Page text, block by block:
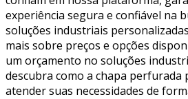
experiência segura e confiável na
soluções industriais
mais sobre preços e opções
um orçamento no soluções
descubra como a chapa perfurada
atender suas necessidades de